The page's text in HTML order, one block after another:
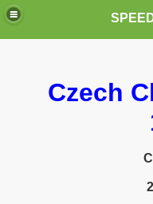
Czech
these speedway